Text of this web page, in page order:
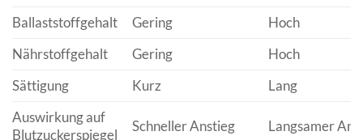
Ballaststoffgehalt
Gering
Hoch
Nährstoffgehalt
Gering
Hoch
Sättigung
Kurz
Lang
Auswirkung auf
Blutzuckerspiegel
Schneller Anstieg Langsamer